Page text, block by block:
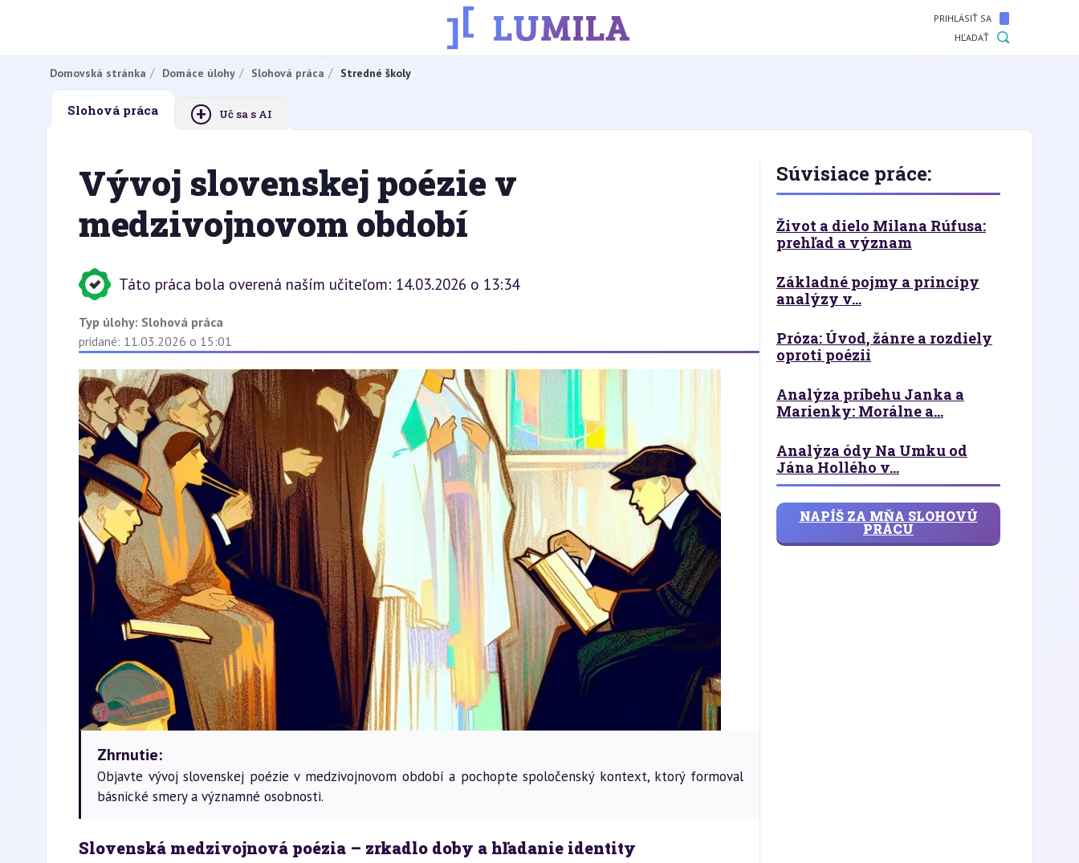
PRIHLÁSIŤ SA
HĽADAŤ
Domovská stránka Domáce úlohy Slohová práca Stredné školy
Slohová práca + Uč sa s AI
Vývoj slovenskej poézie v
medzivojnovom období
Táto práca bola overená naším učiteľom: 14.03.2026 o 13:34
Typ úlohy: Slohová práca
pridané: 11.03.2026 o 15:01
Zhrnutie:
Objavte vývoj slovenskej poézie v medzivojnovom období a pochopte spoločenský kontext, ktorý formoval
básnické smery a významné osobnosti.
Slovenská medzivojnová poézia – zrkadlo doby a hľadanie identity
Súvisiace práce:
Život a dielo Milana Rúfusa:
prehľad a význam
Základné pojmy a princípy
analýzy v...
Próza: Úvod, žánre a rozdiely
oproti poézii
Analýza príbehu Janka a
Marienky: Morálne a...
Analýza ódy Na Umku od
Jána Hollého v...
NAPÍŠ ZA MŇA SLOHOVÚ
PRÁCU